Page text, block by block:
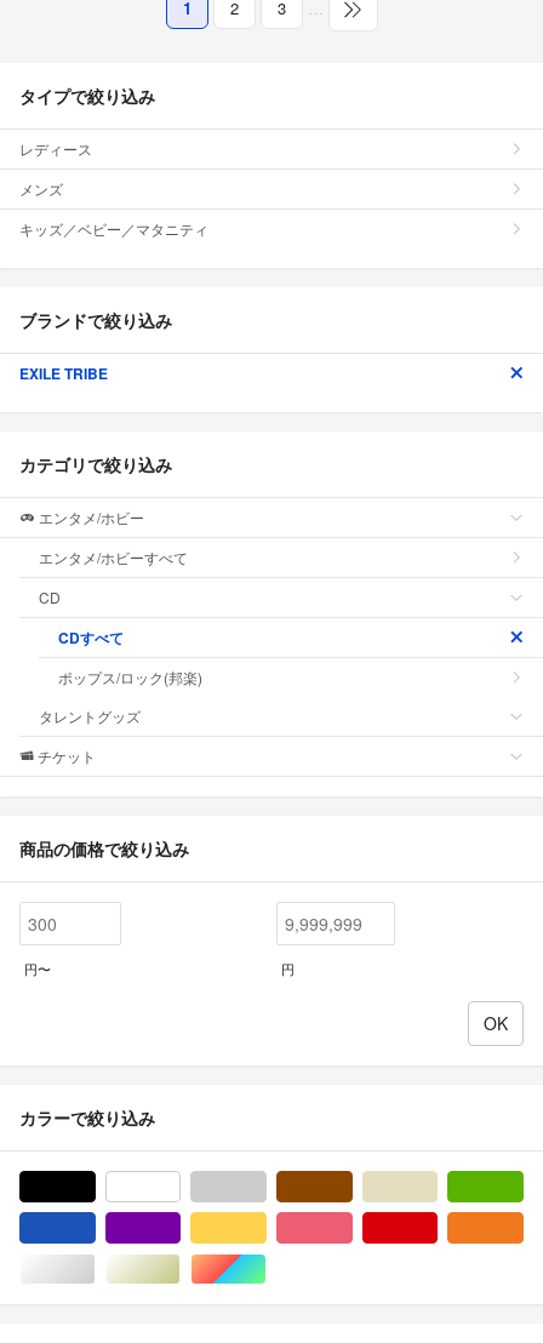
1 2 3 …
タイプで絞り込み
レディース
メンズ
キッズ／ベビー／マタニティ
ブランドで絞り込み
EXILE TRIBE
カテゴリで絞り込み
エンタメ/ホビー
エンタメ/ホビーすべて
CD
CDすべて
ポップス/ロック(邦楽)
タレントグッズ
チケット
商品の価格で絞り込み
円〜 円
カラーで絞り込み
シルバー/銀色系ゴールド/金色系マルチカラー